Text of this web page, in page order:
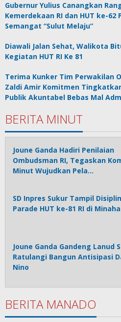
Gubernur Yulius Canangkan
Kemerdekaan RI dan HUT ke-
Semangat “Sulut Melaju”
Diawali Jalan Sehat, Walikota
Kegiatan HUT RI Ke 81
Terima Kunker Tim Perwakilan
Zaldi Amir Komitmen
Publik Akuntabel Bebas Mal
BERITA MINUT
Joune Ganda Hadiri Penilaian
Ombudsman RI, Tegaskan
Minut Wujudkan Pela…
SD Inpres Sukur Tampil
Parade HUT ke-81 RI di
Joune Ganda Gandeng Lanud
Ratulangi Bangun Antisipasi
Nino
BERITA MANADO